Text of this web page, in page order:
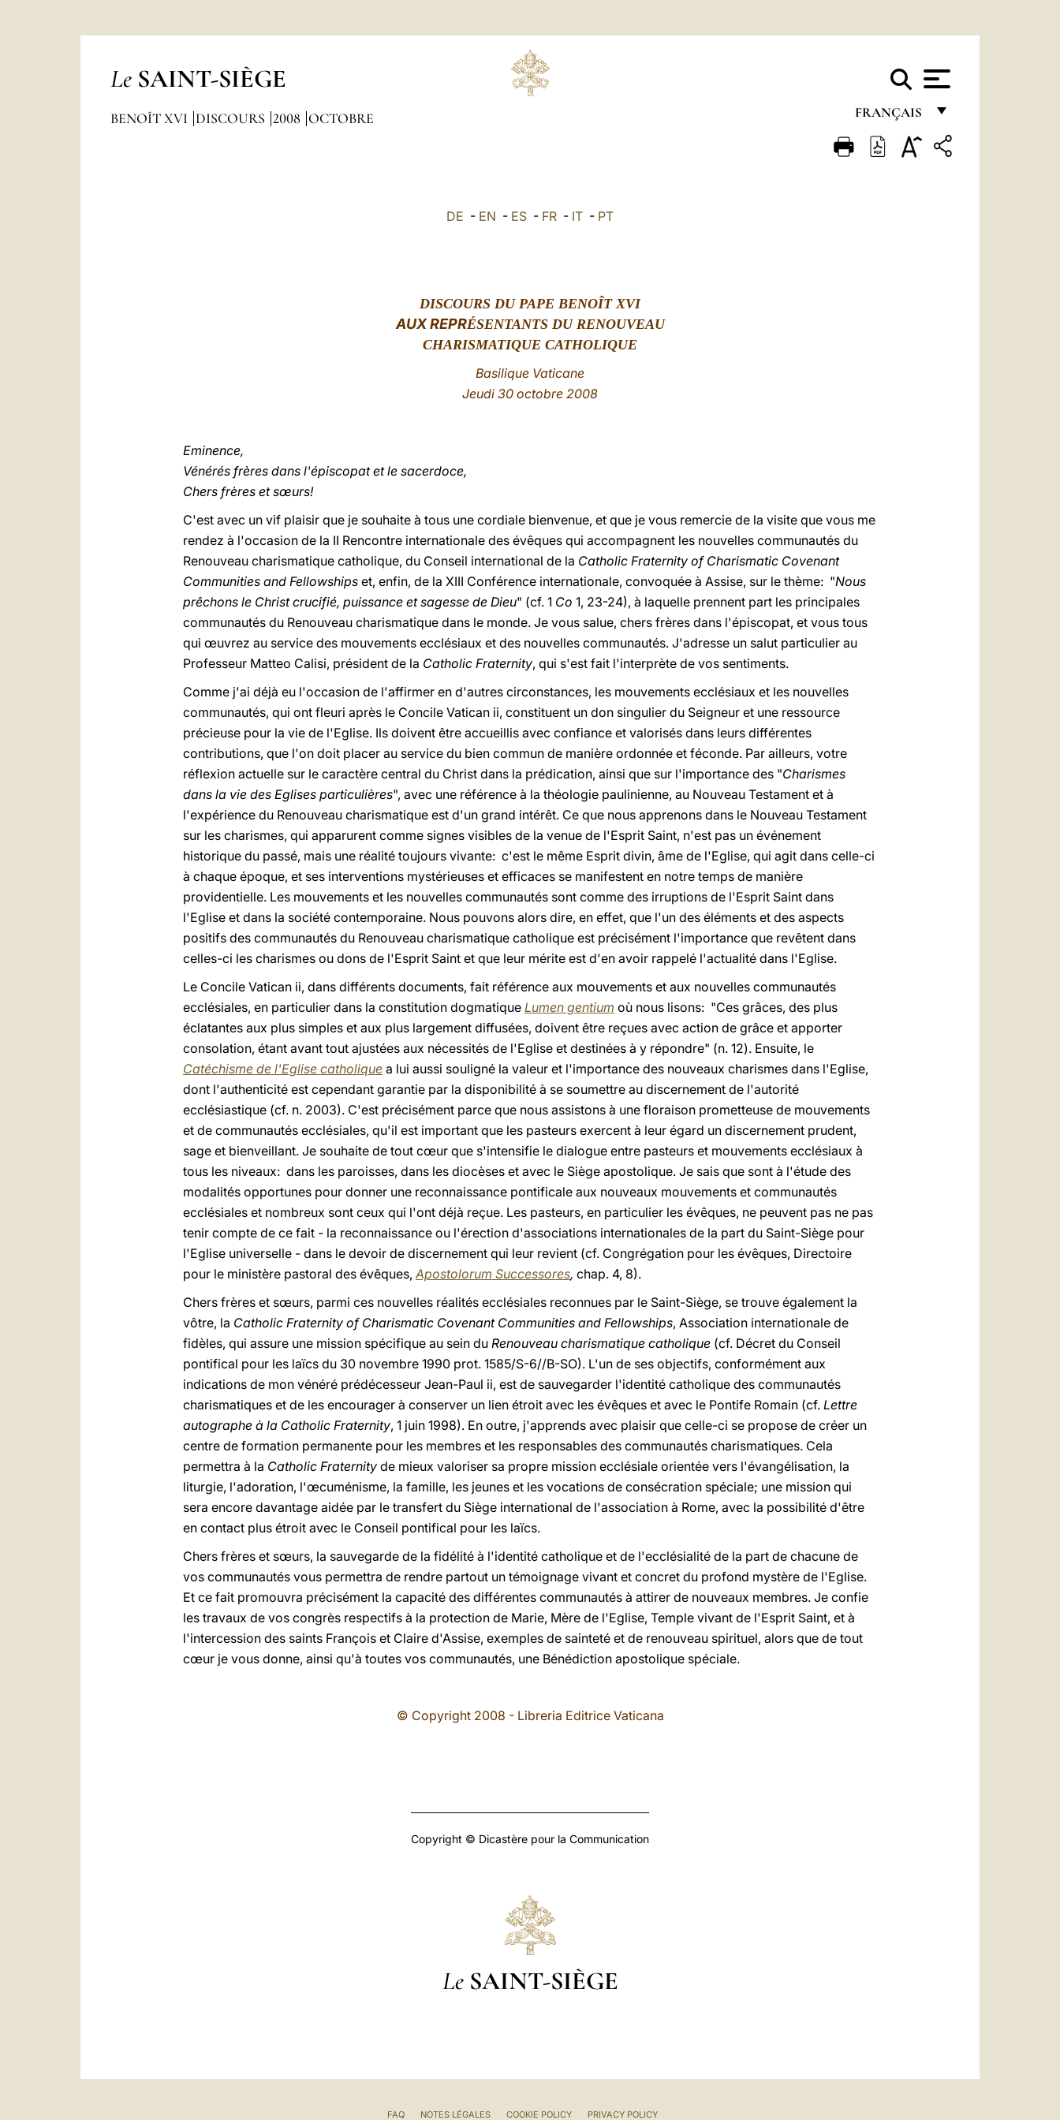
Le SAINT-SIÈGE
FRANÇAIS
FRANÇAIS
BENOÎT XVI DISCOURS 2008 OCTOBRE
DE - EN - ES - FR - IT - PT
DISCOURS DU PAPE BENOÎT XVI
AUXREPRÉSENTANTS DU RENOUVEAU
CHARISMATIQUE CATHOLIQUE
Basilique Vaticane
Jeudi 30 octobre 2008
Eminence,
Vénérés frères dans l'épiscopat et le sacerdoce,
Chers frères et sœurs!
C'est avec un vif plaisir que je souhaite à tous une cordiale bienvenue, et que je vous remercie de la visite que vous me
rendez à l'occasion de la II Rencontre internationale des évêques qui accompagnent les nouvelles communautés du
Renouveau charismatique catholique, du Conseil international de la Catholic Fraternity of Charismatic Covenant
Communities and Fellowships et, enfin, de la XIII Conférence internationale, convoquée à Assise, sur le thème: "Nous
prêchons le Christ crucifié, puissance et sagesse de Dieu" (cf. 1 Co 1, 23-24), à laquelle prennent part les principales
communautés du Renouveau charismatique dans le monde. Je vous salue, chers frères dans l'épiscopat, et vous tous
qui œuvrez au service des mouvements ecclésiaux et des nouvelles communautés. J'adresse un salut particulier au
Professeur Matteo Calisi, président de la Catholic Fraternity, qui s'est fait l'interprète de vos sentiments.
Comme j'ai déjà eu l'occasion de l'affirmer en d'autres circonstances, les mouvements ecclésiaux et les nouvelles
communautés, qui ont fleuri après le Concile Vatican ii, constituent un don singulier du Seigneur et une ressource
précieuse pour la vie de l'Eglise. Ils doivent être accueillis avec confiance et valorisés dans leurs différentes
contributions, que l'on doit placer au service du bien commun de manière ordonnée et féconde. Par ailleurs, votre
réflexion actuelle sur le caractère central du Christ dans la prédication, ainsi que sur l'importance des "Charismes
dans la vie des Eglises particulières", avec une référence à la théologie paulinienne, au Nouveau Testament et à
l'expérience du Renouveau charismatique est d'un grand intérêt. Ce que nous apprenons dans le Nouveau Testament
sur les charismes, qui apparurent comme signes visibles de la venue de l'Esprit Saint, n'est pas un événement
historique du passé, mais une réalité toujours vivante: c'est le même Esprit divin, âme de l'Eglise, qui agit dans celle-ci
à chaque époque, et ses interventions mystérieuses et efficaces se manifestent en notre temps de manière
providentielle. Les mouvements et les nouvelles communautés sont comme des irruptions de l'Esprit Saint dans
l'Eglise et dans la société contemporaine. Nous pouvons alors dire, en effet, que l'un des éléments et des aspects
positifs des communautés du Renouveau charismatique catholique est précisément l'importance que revêtent dans
celles-ci les charismes ou dons de l'Esprit Saint et que leur mérite est d'en avoir rappelé l'actualité dans l'Eglise.
Le Concile Vatican ii, dans différents documents, fait référence aux mouvements et aux nouvelles communautés
ecclésiales, en particulier dans la constitution dogmatique Lumen gentium où nous lisons: "Ces grâces, des plus
éclatantes aux plus simples et aux plus largement diffusées, doivent être reçues avec action de grâce et apporter
consolation, étant avant tout ajustées aux nécessités de l'Eglise et destinées à y répondre" (n. 12). Ensuite, le
Catéchisme de l'Eglise catholique a lui aussi souligné la valeur et l'importance des nouveaux charismes dans l'Eglise,
dont l'authenticité est cependant garantie par la disponibilité à se soumettre au discernement de l'autorité
ecclésiastique (cf. n. 2003). C'est précisément parce que nous assistons à une floraison prometteuse de mouvements
et de communautés ecclésiales, qu'il est important que les pasteurs exercent à leur égard un discernement prudent,
sage et bienveillant. Je souhaite de tout cœur que s'intensifie le dialogue entre pasteurs et mouvements ecclésiaux à
tous les niveaux: dans les paroisses, dans les diocèses et avec le Siège apostolique. Je sais que sont à l'étude des
modalités opportunes pour donner une reconnaissance pontificale aux nouveaux mouvements et communautés
ecclésiales et nombreux sont ceux qui l'ont déjà reçue. Les pasteurs, en particulier les évêques, ne peuvent pas ne pas
tenir compte de ce fait - la reconnaissance ou l'érection d'associations internationales de la part du Saint-Siège pour
l'Eglise universelle - dans le devoir de discernement qui leur revient (cf. Congrégation pour les évêques, Directoire
pour le ministère pastoral des évêques, Apostolorum Successores, chap. 4, 8).
Chers frères et sœurs, parmi ces nouvelles réalités ecclésiales reconnues par le Saint-Siège, se trouve également la
vôtre, la Catholic Fraternity of Charismatic Covenant Communities and Fellowships, Association internationale de
fidèles, qui assure une mission spécifique au sein du Renouveau charismatique catholique (cf. Décret du Conseil
pontifical pour les laïcs du 30 novembre 1990 prot. 1585/S-6//B-SO). L'un de ses objectifs, conformément aux
indications de mon vénéré prédécesseur Jean-Paul ii, est de sauvegarder l'identité catholique des communautés
charismatiques et de les encourager à conserver un lien étroit avec les évêques et avec le Pontife Romain (cf. Lettre
autographe à la Catholic Fraternity, 1 juin 1998). En outre, j'apprends avec plaisir que celle-ci se propose de créer un
centre de formation permanente pour les membres et les responsables des communautés charismatiques. Cela
permettra à la Catholic Fraternity de mieux valoriser sa propre mission ecclésiale orientée vers l'évangélisation, la
liturgie, l'adoration, l'œcuménisme, la famille, les jeunes et les vocations de consécration spéciale; une mission qui
sera encore davantage aidée par le transfert du Siège international de l'association à Rome, avec la possibilité d'être
en contact plus étroit avec le Conseil pontifical pour les laïcs.
Chers frères et sœurs, la sauvegarde de la fidélité à l'identité catholique et de l'ecclésialité de la part de chacune de
vos communautés vous permettra de rendre partout un témoignage vivant et concret du profond mystère de l'Eglise.
Et ce fait promouvra précisément la capacité des différentes communautés à attirer de nouveaux membres. Je confie
les travaux de vos congrès respectifs à la protection de Marie, Mère de l'Eglise, Temple vivant de l'Esprit Saint, et à
l'intercession des saints François et Claire d'Assise, exemples de sainteté et de renouveau spirituel, alors que de tout
cœur je vous donne, ainsi qu'à toutes vos communautés, une Bénédiction apostolique spéciale.
© Copyright 2008 - Libreria Editrice Vaticana
Copyright © Dicastère pour la Communication
Le SAINT-SIÈGE
FAQ NOTES LÉGALES COOKIE POLICY PRIVACY POLICY